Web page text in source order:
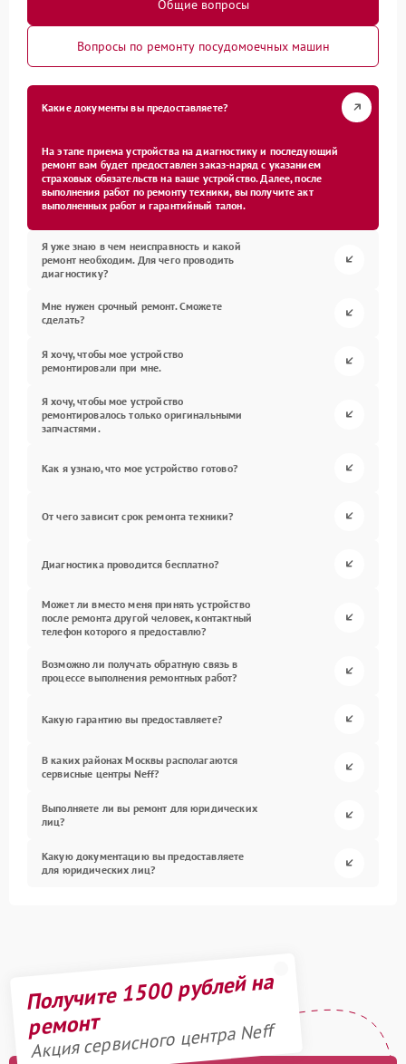
Общие вопросы
Вопросы по ремонту посудомоечных машин
Какие документы вы предоставляете?
На этапе приема устройства на диагностику и последующий
ремонт вам будет предоставлен заказ-наряд с указанием
страховых обязательств на ваше устройство. Далее, после
выполнения работ по ремонту техники, вы получите акт
выполненных работ и гарантийный талон.
Я уже знаю в чем неисправность и какой
ремонт необходим. Для чего проводить
диагностику?
Мне нужен срочный ремонт. Сможете
сделать?
Я хочу, чтобы мое устройство
ремонтировали при мне.
Я хочу, чтобы мое устройство
ремонтировалось только оригинальными
запчастями.
Как я узнаю, что мое устройство готово?
От чего зависит срок ремонта техники?
Диагностика проводится бесплатно?
Может ли вместо меня принять устройство
после ремонта другой человек, контактный
телефон которого я предоставлю?
Возможно ли получать обратную связь в
процессе выполнения ремонтных работ?
Какую гарантию вы предоставляете?
В каких районах Москвы располагаются
сервисные центры Neff?
Выполняете ли вы ремонт для юридических
лиц?
Какую документацию вы предоставляете
для юридических лиц?
Получите 1500 рублей на
ремонт
Акция сервисного центра Neff